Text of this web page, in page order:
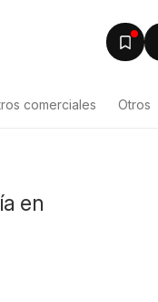
comerciales Otros
en